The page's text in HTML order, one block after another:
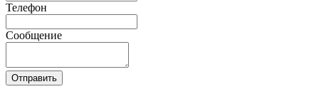
Телефон
Сообщение
Отправить